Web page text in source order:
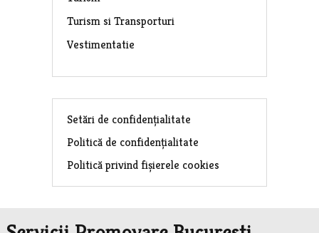
Turism si Transporturi
Vestimentatie
Setări de confidențialitate
Politică de confidențialitate
Politică privind fișierele cookies